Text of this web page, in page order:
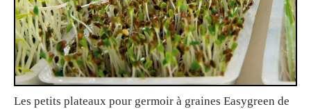
Les petits plateaux pour germoir à graines Easygreen de